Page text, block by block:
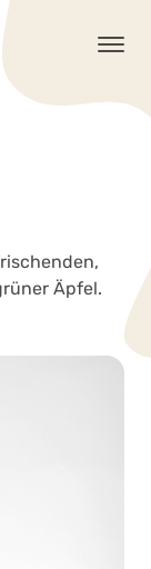
Äpfel.